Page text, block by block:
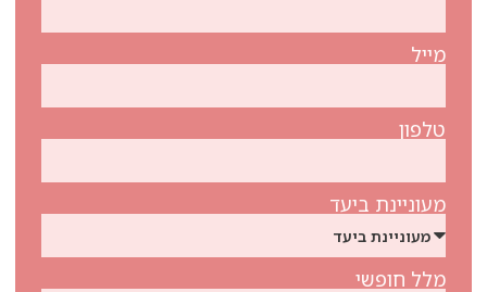
מייל
טלפון
מעוניינת ביעד
מלל חופשי